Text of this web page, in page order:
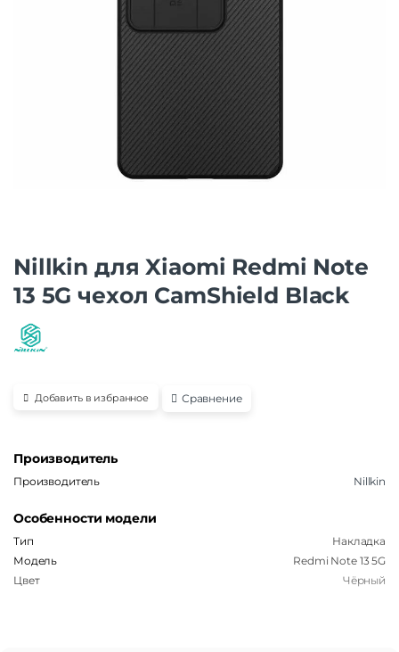
Nillkin для Xiaomi Redmi Note
13 5G чехол CamShield Black
Добавить в избранное Сравнение
Производитель
Производитель Nillkin
Особенности модели
Тип
Накладка
Модель
Redmi Note 13 5G
Цвет
Чёрный